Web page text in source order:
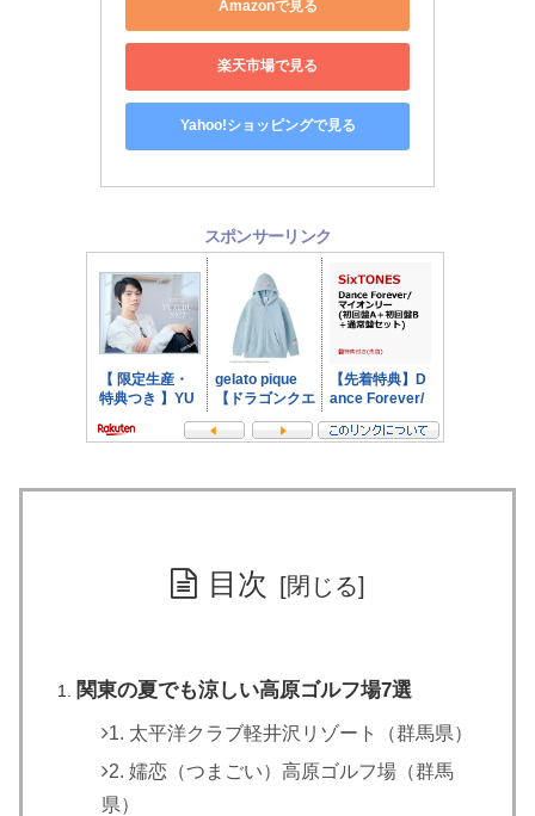
Amazonで見る
楽天市場で見る
Yahoo!ショッピングで見る
スポンサーリンク
目次
関東の夏でも涼しい高原ゴルフ場7選
1. 太平洋クラブ軽井沢リゾート（群馬県）
2. 嬬恋（つまごい）高原ゴルフ場（群馬
県）